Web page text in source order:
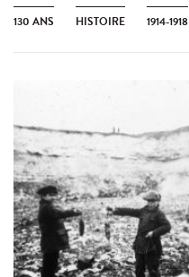
130 ANS HISTOIRE 1914-1918